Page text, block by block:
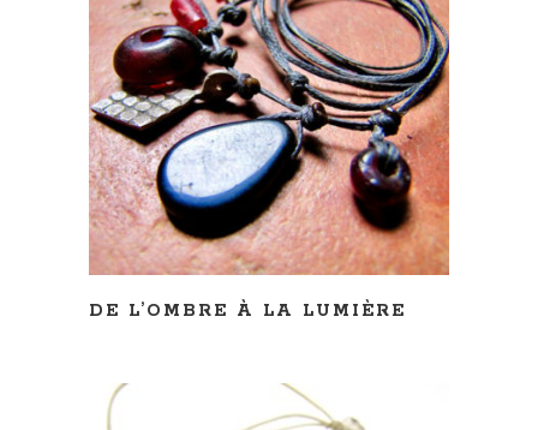
LIRE LA SUITE
DE L’OMBRE À LA LUMIÈRE